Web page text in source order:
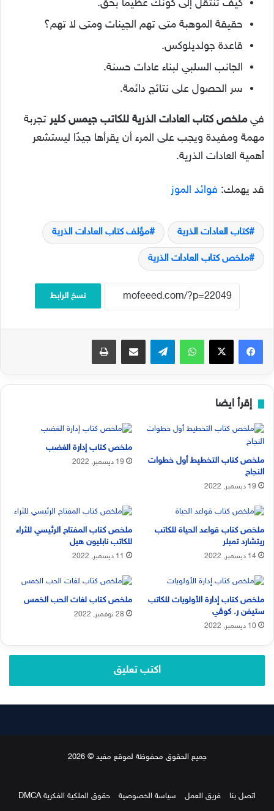
كيف تنتقل إلى كونك عظيمًا بحق.
حقيقة الموهبة متى تهم الجينات ومتى لا تهم؟
قاعدة جولديلوكس.
الجانب السلبي لبناء عادات حسنة.
سر الحصول على نتائج دائمة.
فيملخص كتاب العادات الذرية للكاتب جيمس كلير تجربة
مهمة ومفيدة ويجب على المرء أن يقرأها جيدًا ليستشعر
أهمية العادات الذرية.
قد يهمك: فوائد الموز
كتاب العادات الذرية مؤلف كتاب العادات الذرية
ملخص كتاب العادات الذرية
نسخ الرابط
فيسبوك‫X واتساب تيلقرام مشاركة عبر البريد طباعة
إقرأ ايضا
ملخص كتاب التخطيط أول خطوات
النجاح
19 ديسمبر, 2022
ملخص كتاب إدارة الغضب
19 ديسمبر, 2022
ملخص كتاب قواعد الحياة للكاتب
ريتشارد تمبلر
14 ديسمبر, 2022
ملخص كتاب المفتاح الرئيسي للثراء
للكاتب نابليون هيل
11 ديسمبر, 2022
ملخص كتاب إدارة الأولويات للكاتب
ستيفن ر. كوڤي
10 ديسمبر, 2022
ملخص كتاب لغات الحب الخمس
28 نوفمبر, 2022
اكتب تعليق
جميع الحقوق محفوظة لموقع مفيد © 2026
اتصل بنا فريق العمل سياسة الخصوصية
حقوق الملكية الفكرية DMCA